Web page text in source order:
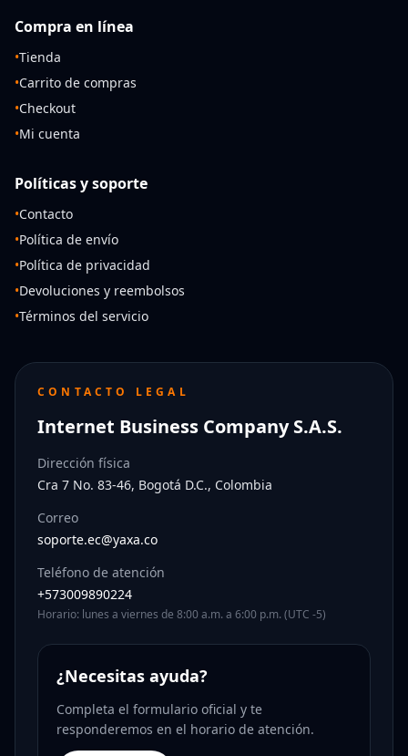
Compra en línea
•Tienda
•Carrito de compras
•Checkout
•Mi cuenta
Políticas y soporte
•Contacto
•Política de envío
•Política de privacidad
•Devoluciones y reembolsos
•Términos del servicio
CONTACTO LEGAL
Internet Business Company S.A.S.
Dirección física
Cra 7 No. 83-46, Bogotá D.C., Colombia
Correo
soporte.ec@yaxa.co
Teléfono de atención
+573009890224
Horario: lunes a viernes de 8:00 a.m. a 6:00 p.m. (UTC -5)
¿Necesitas ayuda?
Completa el formulario oficial y te
responderemos en el horario de atención.